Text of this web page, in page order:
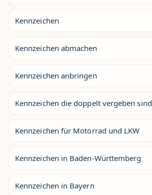
Kennzeichen
Kennzeichen abmachen
Kennzeichen anbringen
Kennzeichen die doppelt vergeben sind
Kennzeichen für Motorrad und LKW
Kennzeichen in Baden-Württemberg
Kennzeichen in Bayern